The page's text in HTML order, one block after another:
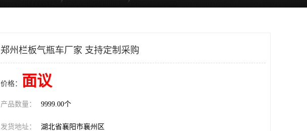
郑州栏板气瓶车厂家 支持定制采购
价格： 面议
产品数量： 9999.00个
发货地址： 湖北省襄阳市襄州区